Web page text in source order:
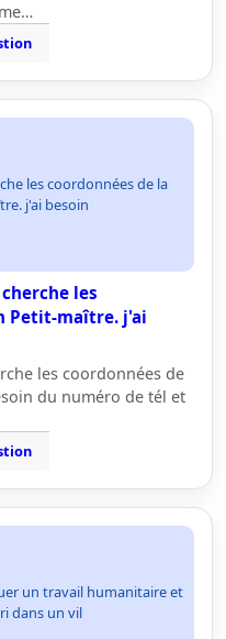
les coordonnées de la
j'ai besoin
les
Petit-maître. j'ai
les coordonnées de
du numéro de tél et
un travail humanitaire et
dans un vil